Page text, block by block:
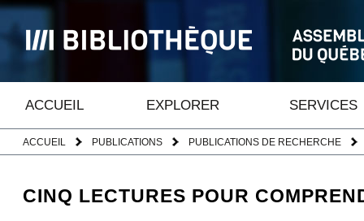
ACCUEIL EXPLORER SERVICES
ACCUEIL PUBLICATIONS PUBLICATIONS DE RECHERCHE
CINQ LECTURES POUR